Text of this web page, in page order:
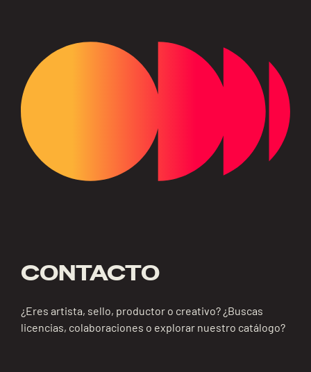
CONTACTO
¿Eres artista, sello, productor o creativo? ¿Buscas
licencias, colaboraciones o explorar nuestro catálogo?